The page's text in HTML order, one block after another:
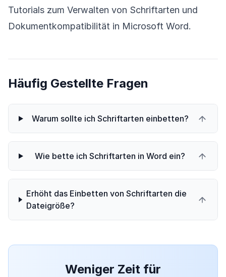
Tutorials zum Verwalten von Schriftarten und
Dokumentkompatibilität in Microsoft Word.
Häufig Gestellte Fragen
Warum sollte ich Schriftarten einbetten?
Wie bette ich Schriftarten in Word ein?
Erhöht das Einbetten von Schriftarten die
Dateigröße?
Weniger Zeit für